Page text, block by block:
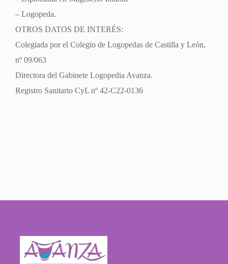
– Logopeda.
OTROS DATOS DE INTERÉS:
Colegiada por el Colegio de Logopedas de Castilla y León,
nº 09/063
Directora del Gabinete Logopedia Avanza.
Registro Sanitario CyL nº 42-C22-0136